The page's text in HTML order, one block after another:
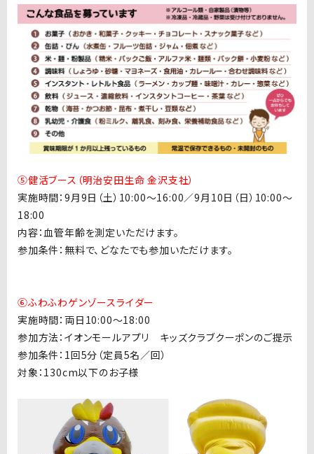
⑤健活ブース（明治安田生命 金沢支社）
実施時間：9月9日（土）10:00〜16:00／9月10日（日）10:00〜
18:00
内容：血管年齢を測定いただけます。
参加条件：無料で、どなたでも参加いただけます。
⑥ふわふわゲンゾースライダー
実施時間：両日10:00〜18:00
参加方法：イオンモールアプリ キッズクラブクーポンのご提示
参加条件：1回5分（定員5名／回）
対象：130cm以下のお子様